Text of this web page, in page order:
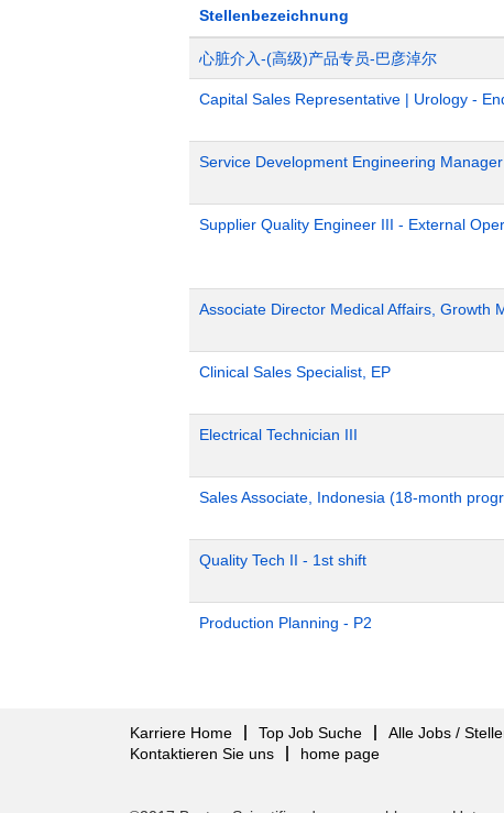
Stellenbezeichnung
心脏介入-(高级)产品专员-巴彦淖尔
Capital Sales Representative | Urology -
Service Development Engineering Manager
Supplier Quality Engineer III - External
Associate Director Medical Affairs, Growth
Clinical Sales Specialist, EP
Electrical Technician III
Sales Associate, Indonesia (18-month
Quality Tech II - 1st shift
Production Planning - P2
Karriere Home Top Job Suche Alle Jobs /
Kontaktieren Sie uns
home page